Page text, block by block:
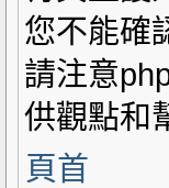
您不能確
請注意
供觀點和
頁首